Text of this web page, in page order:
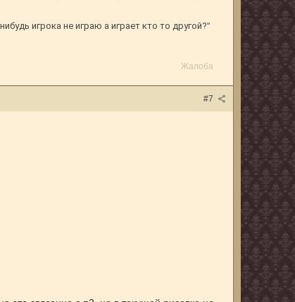
игрока не играю а играет кто то другой?"
Жалоба
#7